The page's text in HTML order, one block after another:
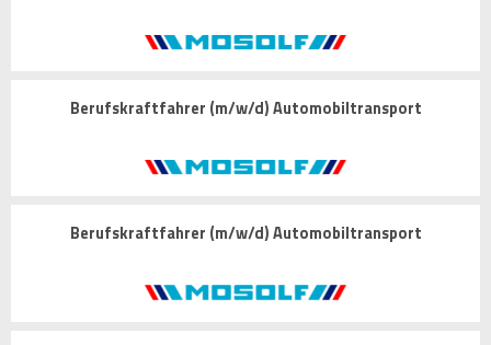
Berufskraftfahrer (m/w/d) Automobiltransport
Berufskraftfahrer (m/w/d) Automobiltransport